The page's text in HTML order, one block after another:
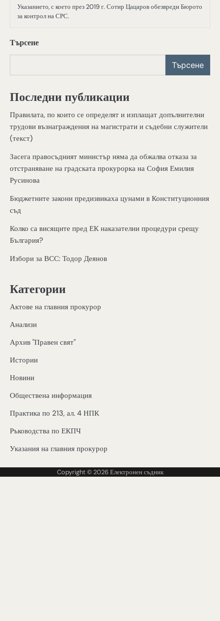
Указанието, с което през 2019 г. Сотир Цацаров обезвреди Бюрото
за контрол на СРС.
Търсене
Търсене
Последни публикации
Правилата, по които се определят и изплащат допълнителни
трудови възнаграждения на магистрати и съдебни служители
(текст)
Засега правосъдният министър няма да обжалва отказа за
отстраняване на градската прокурорка на София Емилия
Русинова
Бюджетните закони предизвикаха цунами в Конституционния
съд
Колко са висящите пред ЕК наказателни процедури срещу
България?
Избори за ВСС: Тодор Деянов
Категории
Актове на главния прокурор
Анализи
Архив "Правен свят"
Истории
Новини
Обществена информация
Практика по 213, ал. 4 НПК
Ръководства по ЕКПЧ
Указания на главния прокурор
Copyright © 2026Електронен съдник